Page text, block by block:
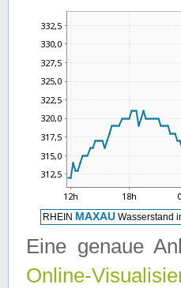
Eine genaue
Online-